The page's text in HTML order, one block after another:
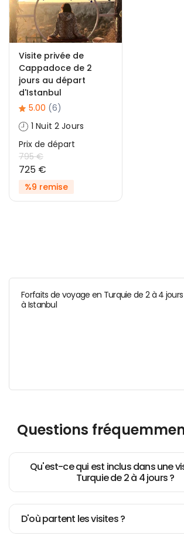
Visite privée de
Cappadoce de 2
jours au départ
d'Istanbul
5.00 (6)
1 Nuit 2 Jours
Prix ​​de départ
795 €
725 €
%9 remise
Forfaits de voyage en Turquie de 2 à 4
à Istanbul
Questions
Qu'est-ce qui est inclus dans une
Turquie de 2 à 4 jours ?
D'où partent les visites ?